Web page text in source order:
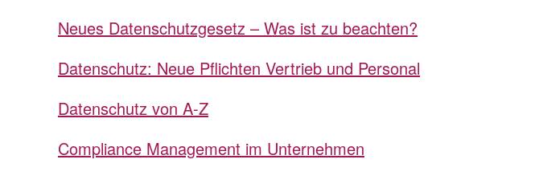
Neues Datenschutzgesetz – Was ist zu beachten?
Datenschutz: Neue Pflichten Vertrieb und Personal
Datenschutz von A-Z
Compliance Management im Unternehmen